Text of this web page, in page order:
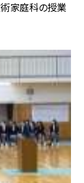
家庭科の授業